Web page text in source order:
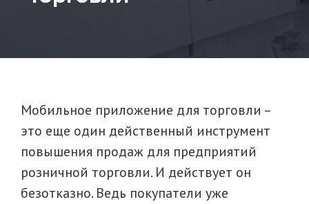
Мобильное приложение для торговли –
это еще один действенный инструмент
повышения продаж для предприятий
розничной торговли. И действует он
безотказно. Ведь покупатели уже